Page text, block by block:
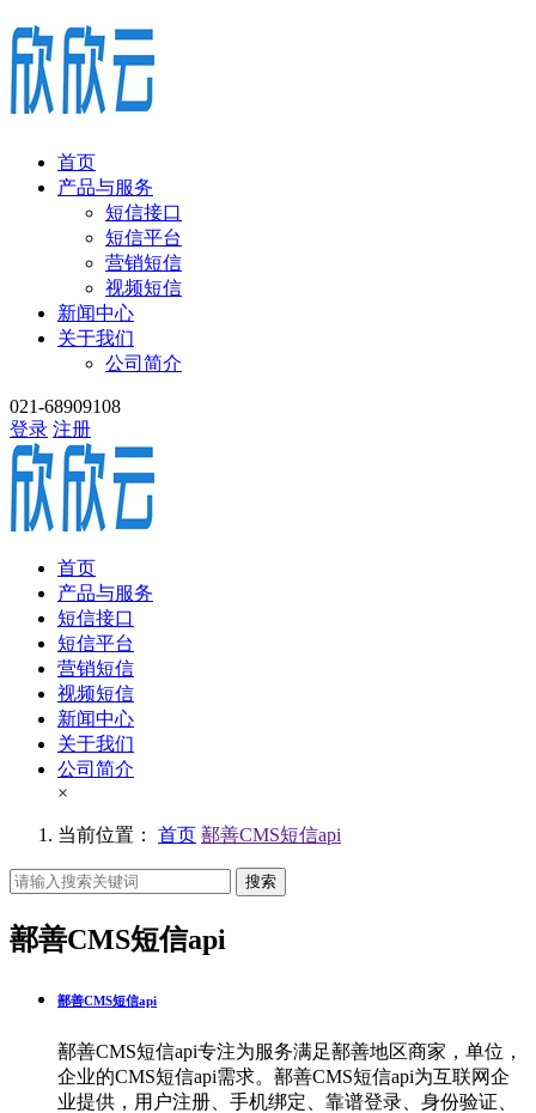
首页
产品与服务
短信接口
短信平台
营销短信
视频短信
新闻中心
关于我们
公司简介
021-68909108
登录 注册
首页
产品与服务
短信接口
短信平台
营销短信
视频短信
新闻中心
关于我们
公司简介
×
当前位置： 首页 鄯善CMS短信api
搜索
鄯善CMS短信api
鄯善CMS短信api
鄯善CMS短信api专注为服务满足鄯善地区商家，单位，
企业的CMS短信api需求。鄯善CMS短信api为互联网企
业提供，用户注册、手机绑定、靠谱登录、身份验证、